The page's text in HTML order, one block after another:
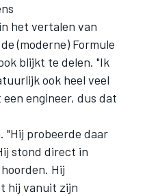
het vertalen van
(moderne) Formule
blijkt te delen. "Ik
ook heel veel
engineer, dus dat
"Hij probeerde daar
stond direct in
Hij
hij vanuit zijn